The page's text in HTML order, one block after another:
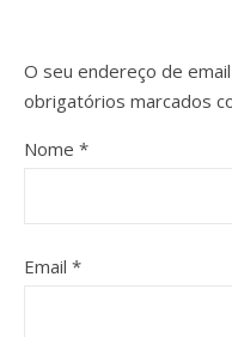
O seu endereço de
obrigatórios marcados
Nome *
Email *